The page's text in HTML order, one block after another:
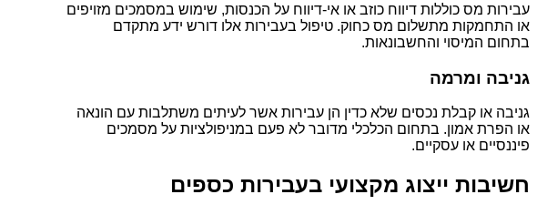
עבירות מס כוללות דיווח כוזב או אי-דיווח על הכנסות, שימוש במסמכים מזויפים
או התחמקות מתשלום מס כחוק. טיפול בעבירות אלו דורש ידע מתקדם
בתחום המיסוי והחשבונאות.
גניבה ומרמה
גניבה או קבלת נכסים שלא כדין הן עבירות אשר לעיתים משתלבות עם הונאה
או הפרת אמון. בתחום הכלכלי מדובר לא פעם במניפולציות על מסמכים
פיננסיים או עסקיים.
חשיבות ייצוג מקצועי בעבירות כספים